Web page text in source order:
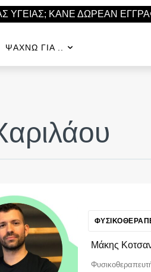
ΥΓΕΙΑΣ; ΚΑΝΕ ΔΩΡΕΑΝ
ΨΆΧΝΩ ΓΙΑ ..
Μάκης